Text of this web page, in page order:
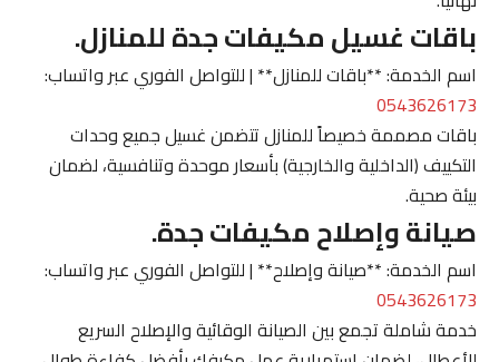
باقات غسيل مكيفات جدة للمنازل.
اسم الخدمة: **باقات للمنازل** | للتواصل الفوري عبر واتساب:
0543626173
باقات مصممة خصيصاً للمنازل تتضمن غسيل جميع وحدات
التكييف (الداخلية والخارجية) بأسعار موحدة وتنافسية، لضمان
بيئة صحية.
صيانة وإصلاح مكيفات جدة.
اسم الخدمة: **صيانة وإصلاح** | للتواصل الفوري عبر واتساب:
0543626173
خدمة شاملة تجمع بين الصيانة الوقائية والإصلاح السريع